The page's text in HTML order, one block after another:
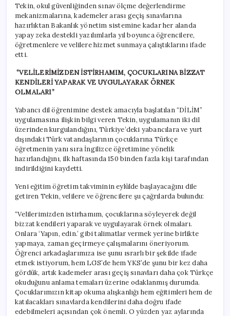
Tekin, okul güvenliğinden sınav ölçme değerlendirme
mekanizmalarına, kademeler arası geçiş sınavlarına
hazırlıktan Bakanlık yönetim sistemine kadar her alanda
yapay zeka destekli yazılımlarla yıl boyunca öğrencilere,
öğretmenlere ve velilere hizmet sunmaya çalıştıklarını ifade
etti.
“VELİLERİMİZDEN İSTİRHAMIM, ÇOCUKLARINA BİZZAT
KENDİLERİ YAPARAK VE UYGULAYARAK ÖRNEK
OLMALARI”
Yabancı dil öğrenimine destek amacıyla başlatılan “DİLİM”
uygulamasına ilişkin bilgi veren Tekin, uygulamanın iki dil
üzerinden kurgulandığını, Türkiye’deki yabancılara ve yurt
dışındaki Türk vatandaşlarının çocuklarına Türkçe
öğretmenin yanı sıra İngilizce öğretimine yönelik
hazırlandığını, ilk haftasında 150 binden fazla kişi tarafından
indirildiğini kaydetti.
Yeni eğitim öğretim takviminin eylülde başlayacağını dile
getiren Tekin, velilere ve öğrencilere şu çağrılarda bulundu:
“Velilerimizden istirhamım, çocuklarına söyleyerek değil
bizzat kendileri yaparak ve uygulayarak örnek olmaları.
Onlara ‘Yapın, edin.’ gibi talimatlar vermek yerine birlikte
yapmaya, zaman geçirmeye çalışmalarını öneriyorum.
Öğrenci arkadaşlarımıza ise şunu ısrarlı bir şekilde ifade
etmek istiyorum, hem LGS’de hem YKS’de şunu bir kez daha
gördük, artık kademeler arası geçiş sınavları daha çok Türkçe
okuduğunu anlama temaları üzerine odaklanmış durumda.
Çocuklarımızın kitap okuma alışkanlığı hem eğitimleri hem de
katılacakları sınavlarda kendilerini daha doğru ifade
edebilmeleri açısından çok önemli. O yüzden yaz aylarında